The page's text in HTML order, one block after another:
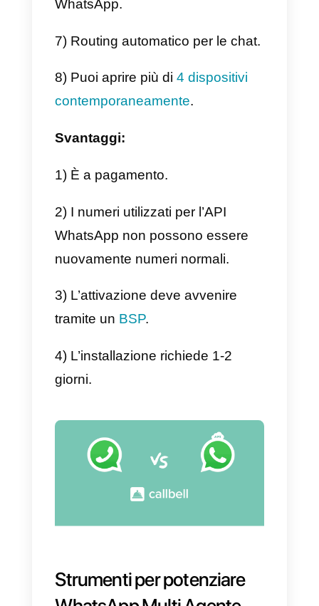
in ogni dispositivo.
4) Connessione più stabile
rispetto a WhatsApp web.
Svantaggi:
1) Non può essere aperto su più
di 4 dispositivi
contemporaneamente.
2) I messaggi sono indipendenti
su ogni dispositivo.
3) Non puoi sapere quale
dispositivo risponde in ogni
conversazione.
versione di WhatsApp.